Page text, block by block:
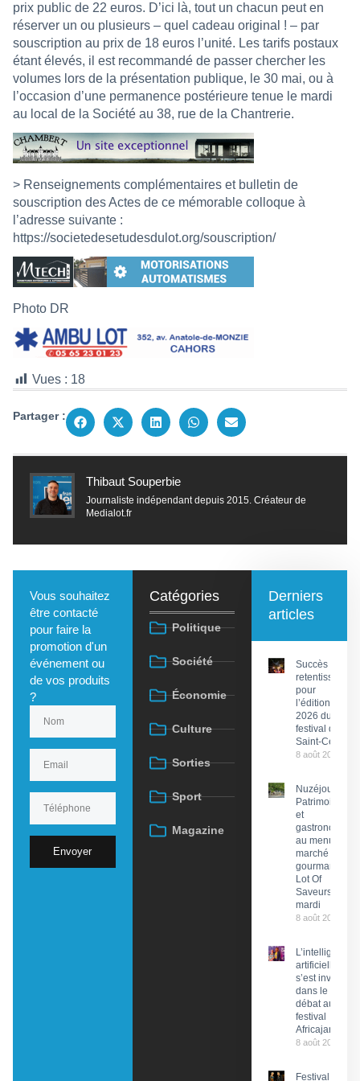
prix public de 22 euros. D’ici là, tout un chacun peut en
réserver un ou plusieurs – quel cadeau original ! – par
souscription au prix de 18 euros l’unité. Les tarifs postaux
étant élevés, il est recommandé de passer chercher les
volumes lors de la présentation publique, le 30 mai, ou à
l’occasion d’une permanence postérieure tenue le mardi
au local de la Société au 38, rue de la Chantrerie.
> Renseignements complémentaires et bulletin de
souscription des Actes de ce mémorable colloque à
l’adresse suivante :
https://societedesetudesdulot.org/souscription/
Photo DR
Vues : 18
Partager :
Thibaut Souperbie
Journaliste indépendant depuis 2015. Créateur de
Medialot.fr
Vous souhaitez
être contacté
pour faire la
promotion d'un
événement ou
de vos produits
?
Envoyer
Catégories
Politique
Société
Économie
Culture
Sorties
Sport
Magazine
Derniers
articles
Succès
retentissant
pour
l’édition
2026 du
festival de
Saint-Céré
8 août 2026
Nuzéjouls :
Patrimoine
et
gastronomie
au menu du
marché
gourmand
Lot Of
Saveurs ce
mardi
8 août 2026
L’intelligence
artificielle
s’est invitée
dans le
débat au
festival
Africajarc
8 août 2026
Festival du